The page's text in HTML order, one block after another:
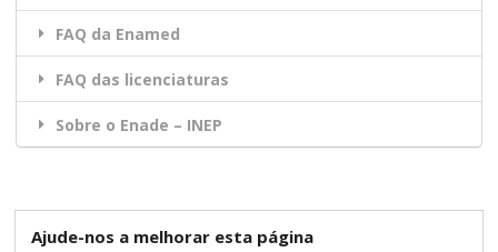
FAQ da Enamed
FAQ das licenciaturas
Sobre o Enade – INEP
Ajude-nos a melhorar esta página